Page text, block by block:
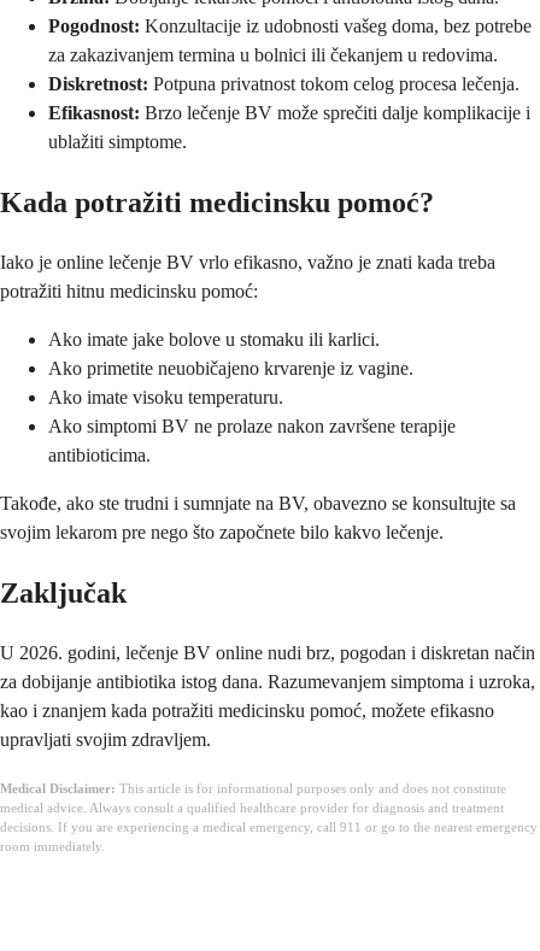
Pogodnost: Konzultacije iz udobnosti vašeg doma, bez potrebe
za zakazivanjem termina u bolnici ili čekanjem u redovima.
Diskretnost: Potpuna privatnost tokom celog procesa lečenja.
Efikasnost: Brzo lečenje BV može sprečiti dalje komplikacije i
ublažiti simptome.
Kada potražiti medicinsku pomoć?
Iako je online lečenje BV vrlo efikasno, važno je znati kada treba
potražiti hitnu medicinsku pomoć:
Ako imate jake bolove u stomaku ili karlici.
Ako primetite neuobičajeno krvarenje iz vagine.
Ako imate visoku temperaturu.
Ako simptomi BV ne prolaze nakon završene terapije
antibioticima.
Takođe, ako ste trudni i sumnjate na BV, obavezno se konsultujte sa
svojim lekarom pre nego što započnete bilo kakvo lečenje.
Zaključak
U 2026. godini, lečenje BV online nudi brz, pogodan i diskretan način
za dobijanje antibiotika istog dana. Razumevanjem simptoma i uzroka,
kao i znanjem kada potražiti medicinsku pomoć, možete efikasno
upravljati svojim zdravljem.
Medical Disclaimer: This article is for informational purposes only and does not constitute
medical advice. Always consult a qualified healthcare provider for diagnosis and treatment
decisions. If you are experiencing a medical emergency, call 911 or go to the nearest emergency
room immediately.